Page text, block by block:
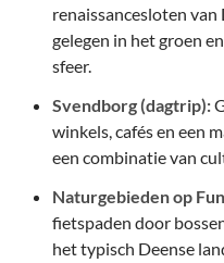
renaissancesloten
gelegen in het groen
sfeer.
Svendborg (dagtrip):
winkels, cafés en een
een combinatie van
Naturgebieden op
fietspaden door
het typisch Deense